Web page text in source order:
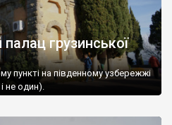
грузинської
пункті на південному узбережжі
не один).